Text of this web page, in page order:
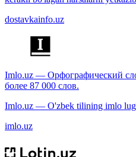
dostavkainfo.uz
Imlo.uz — Орфографический
более 87 000 слов.
Imlo.uz — O'zbek tilining imlo
imlo.uz